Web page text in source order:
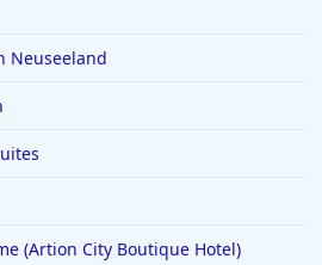
Neuseeland
(Artion City Boutique Hotel)